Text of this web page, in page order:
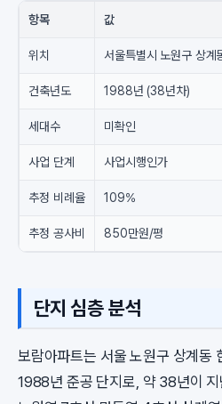
항목 값
위치 서울특별시 노원구 상
건축년도 1988년 (38년차)
세대수 미확인
사업 단계 사업시행인가
추정 비례율 109%
추정 공사비 850만원/평
단지 심층 분석
보람아파트는 서울 노원구 상계동
1988년 준공 단지로, 약 38년이 지